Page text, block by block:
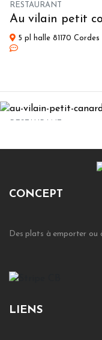
RESTAURANT
Au vilain petit
5 pl halle 81170 Cordes
1 r embas 35500 VitrÉ
CONCEPT
Des plats à emporter ou
LIENS